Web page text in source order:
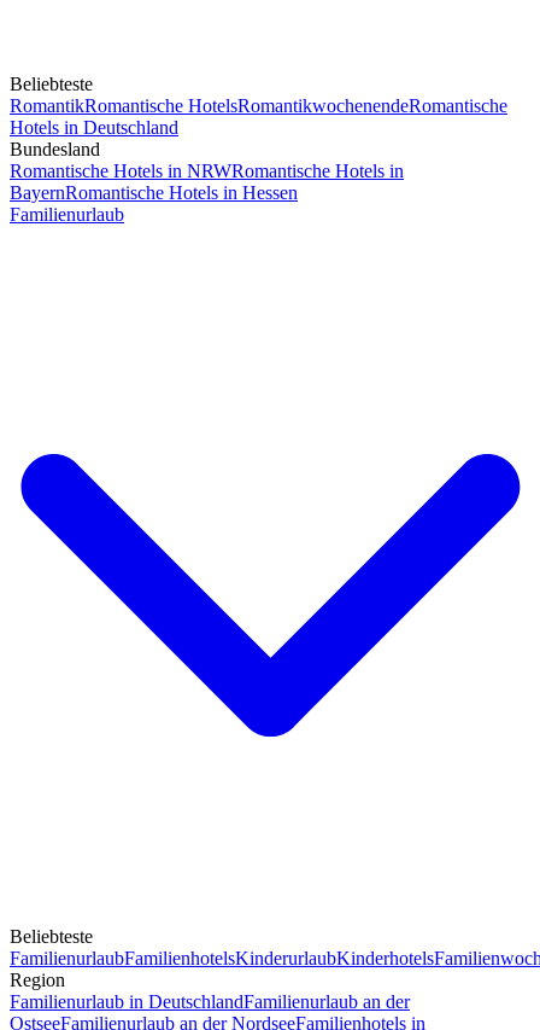
Beliebteste
RomantikRomantische HotelsRomantikwochenendeRomantische
Hotels in Deutschland
Bundesland
Romantische Hotels in NRWRomantische Hotels in
BayernRomantische Hotels in Hessen
Familienurlaub
Beliebteste
FamilienurlaubFamilienhotelsKinderurlaubKinderhotels
Region
Familienurlaub in DeutschlandFamilienurlaub an der
OstseeFamilienurlaub an der NordseeFamilienhotels in